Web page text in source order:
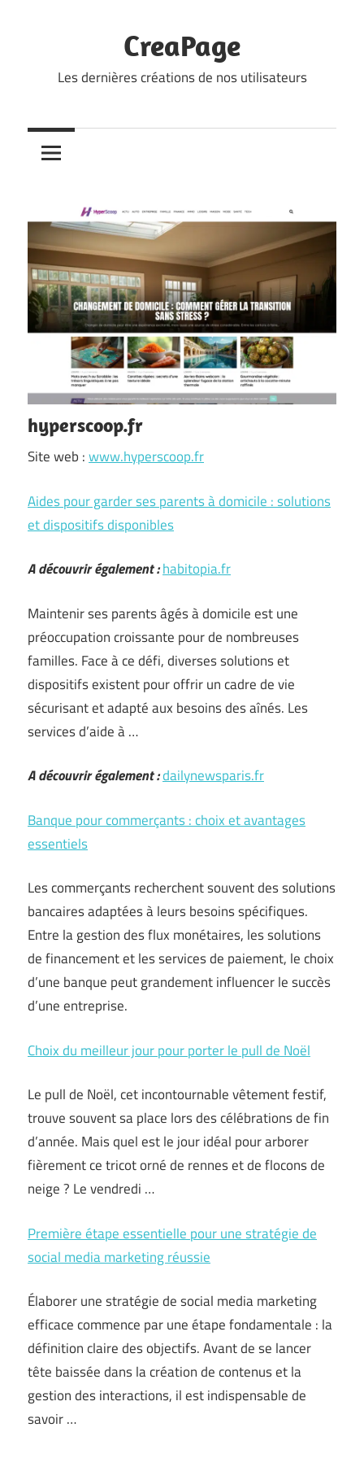
CreaPage
Les dernières créations de nos utilisateurs
hyperscoop.fr
Site web :www.hyperscoop.fr
Aides pour garder ses parents à domicile : solutions
et dispositifs disponibles
A découvrir également :habitopia.fr
Maintenir ses parents âgés à domicile est une
préoccupation croissante pour de nombreuses
familles. Face à ce défi, diverses solutions et
dispositifs existent pour offrir un cadre de vie
sécurisant et adapté aux besoins des aînés. Les
services d’aide à …
A découvrir également :dailynewsparis.fr
Banque pour commerçants : choix et avantages
essentiels
Les commerçants recherchent souvent des solutions
bancaires adaptées à leurs besoins spécifiques.
Entre la gestion des flux monétaires, les solutions
de financement et les services de paiement, le choix
d’une banque peut grandement influencer le succès
d’une entreprise.
Choix du meilleur jour pour porter le pull de Noël
Le pull de Noël, cet incontournable vêtement festif,
trouve souvent sa place lors des célébrations de fin
d’année. Mais quel est le jour idéal pour arborer
fièrement ce tricot orné de rennes et de flocons de
neige ? Le vendredi …
Première étape essentielle pour une stratégie de
social media marketing réussie
Élaborer une stratégie de social media marketing
efficace commence par une étape fondamentale : la
définition claire des objectifs. Avant de se lancer
tête baissée dans la création de contenus et la
gestion des interactions, il est indispensable de
savoir …